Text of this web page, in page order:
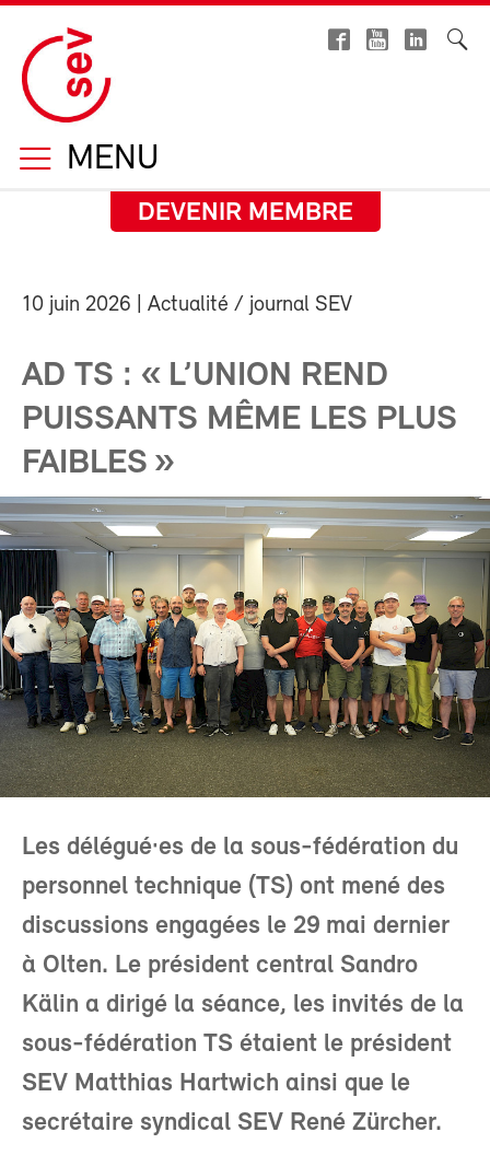
MENU
DEVENIR MEMBRE
10 juin 2026 | Actualité / journal SEV
AD TS : « L’UNION REND
PUISSANTS MÊME LES PLUS
FAIBLES »
Les délégué·es de la sous-fédération du
personnel technique (TS) ont mené des
discussions engagées le 29 mai dernier
à Olten. Le président central Sandro
Kälin a dirigé la séance, les invités de la
sous-fédération TS étaient le président
SEV Matthias Hartwich ainsi que le
secrétaire syndical SEV René Zürcher.